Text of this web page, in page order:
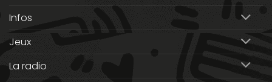
Infos
Jeux
La radio